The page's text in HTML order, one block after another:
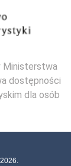
Ministerstwa
dostępności
dla osób
2026.